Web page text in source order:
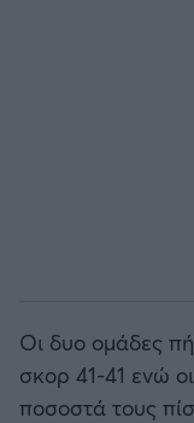
Οι δυο ομάδες
σκορ 41-41 ενώ
ποσοστά τους